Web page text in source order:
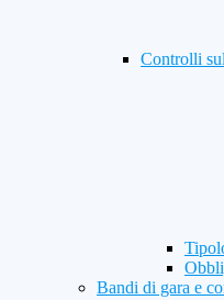
Controlli
Bandi di gara e